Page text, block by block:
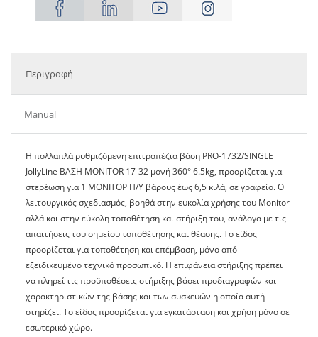
Περιγραφή
Manual
Η πολλαπλά ρυθμιζόμενη επιτραπέζια βάση PRO-1732/SINGLE
JollyLine ΒΑΣΗ MONITOR 17-32 μονή 360° 6.5kg, προορίζεται για
στερέωση για 1 ΜΟΝΙΤΟΡ Η/Υ βάρους έως 6,5 κιλά, σε γραφείο. Ο
λειτουργικός σχεδιασμός, βοηθά στην ευκολία χρήσης του Monitor
αλλά και στην εύκολη τοποθέτηση και στήριξη του, ανάλογα με τις
απαιτήσεις του σημείου τοποθέτησης και θέασης. Το είδος
προορίζεται για τοποθέτηση και επέμβαση, μόνο από
εξειδικευμένο τεχνικό προσωπικό. Η επιφάνεια στήριξης πρέπει
να πληρεί τις προϋποθέσεις στήριξης βάσει προδιαγραφών και
χαρακτηριστικών της βάσης και των συσκευών η οποία αυτή
στηρίζει. Το είδος προορίζεται για εγκατάσταση και χρήση μόνο σε
εσωτερικό χώρο.